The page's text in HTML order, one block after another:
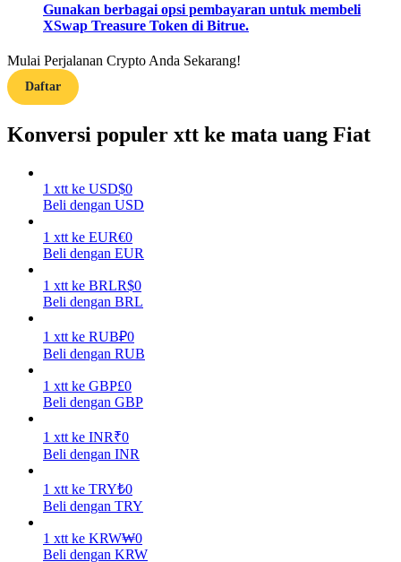
Strategi perdagangan
Menghasilkan
Babi Kekuatan
Dapatkan imbalan kompetitif setiap hari
Gunakan berbagai opsi pembayaran untuk membeli
XSwap Treasure Token di Bitrue.
Mulai Perjalanan Crypto Anda Sekarang!
Daftar
Konversi populer xtt ke mata uang Fiat
1 xtt ke USD$0
Beli dengan USD
1 xtt ke EUR€0
Beli dengan EUR
1 xtt ke BRLR$0
Beli dengan BRL
1 xtt ke RUB₽0
Beli dengan RUB
1 xtt ke GBP£0
Beli dengan GBP
1 xtt ke INR₹0
Beli dengan INR
1 xtt ke TRY₺0
Beli dengan TRY
1 xtt ke KRW₩0
Beli dengan KRW